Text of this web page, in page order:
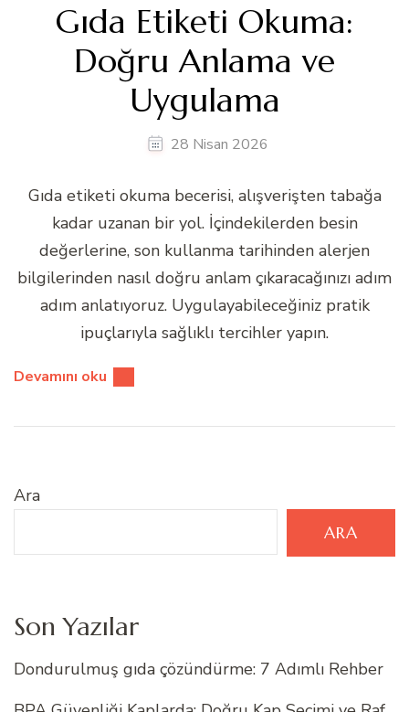
Gıda Etiketi Okuma:
Doğru Anlama ve
Uygulama
28 Nisan 2026
Gıda etiketi okuma becerisi, alışverişten tabağa
kadar uzanan bir yol. İçindekilerden besin
değerlerine, son kullanma tarihinden alerjen
bilgilerinden nasıl doğru anlam çıkaracağınızı adım
adım anlatıyoruz. Uygulayabileceğiniz pratik
ipuçlarıyla sağlıklı tercihler yapın.
Devamını oku
Ara
ARA
Son Yazılar
Dondurulmuş gıda çözündürme: 7 Adımlı Rehber